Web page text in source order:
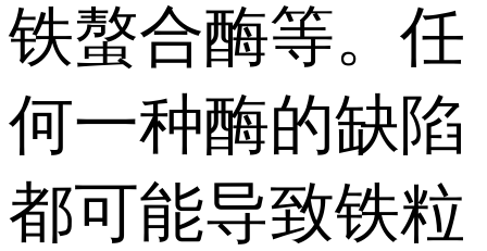
铁螯合酶等。任
何一种酶的缺陷
都可能导致铁粒